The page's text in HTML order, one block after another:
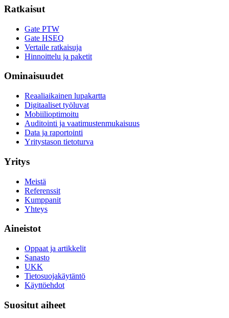
Ratkaisut
Gate PTW
Gate HSEQ
Vertaile ratkaisuja
Hinnoittelu ja paketit
Ominaisuudet
Reaaliaikainen lupakartta
Digitaaliset työluvat
Mobiilioptimoitu
Auditointi ja vaatimustenmukaisuus
Data ja raportointi
Yritystason tietoturva
Yritys
Meistä
Referenssit
Kumppanit
Yhteys
Aineistot
Oppaat ja artikkelit
Sanasto
UKK
Tietosuojakäytäntö
Käyttöehdot
Suositut aiheet